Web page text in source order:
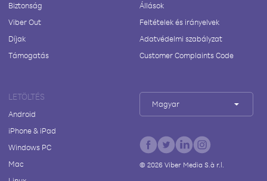
Biztonság
Viber Out
Díjak
Támogatás
Állások
Feltételek és irányelvek
Adatvédelmi szabályzat
Customer Complaints Code
LETÖLTÉS
Android
iPhone & iPad
Windows PC
Mac
Magyar
© 2026Viber Media S.à r.l.